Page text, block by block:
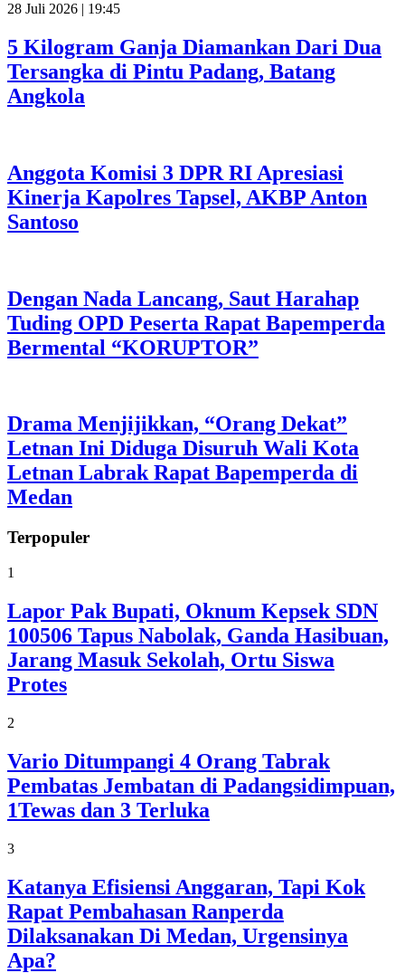
28 Juli 2026 | 19:45
5 Kilogram Ganja Diamankan Dari Dua
Tersangka di Pintu Padang, Batang
Angkola
Anggota Komisi 3 DPR RI Apresiasi
Kinerja Kapolres Tapsel, AKBP Anton
Santoso
Dengan Nada Lancang, Saut Harahap
Tuding OPD Peserta Rapat Bapemperda
Bermental “KORUPTOR”
Drama Menjijikkan, “Orang Dekat”
Letnan Ini Diduga Disuruh Wali Kota
Letnan Labrak Rapat Bapemperda di
Medan
Terpopuler
1
Lapor Pak Bupati, Oknum Kepsek SDN
100506 Tapus Nabolak, Ganda Hasibuan,
Jarang Masuk Sekolah, Ortu Siswa
Protes
2
Vario Ditumpangi 4 Orang Tabrak
Pembatas Jembatan di Padangsidimpuan,
1Tewas dan 3 Terluka
3
Katanya Efisiensi Anggaran, Tapi Kok
Rapat Pembahasan Ranperda
Dilaksanakan Di Medan, Urgensinya
Apa?